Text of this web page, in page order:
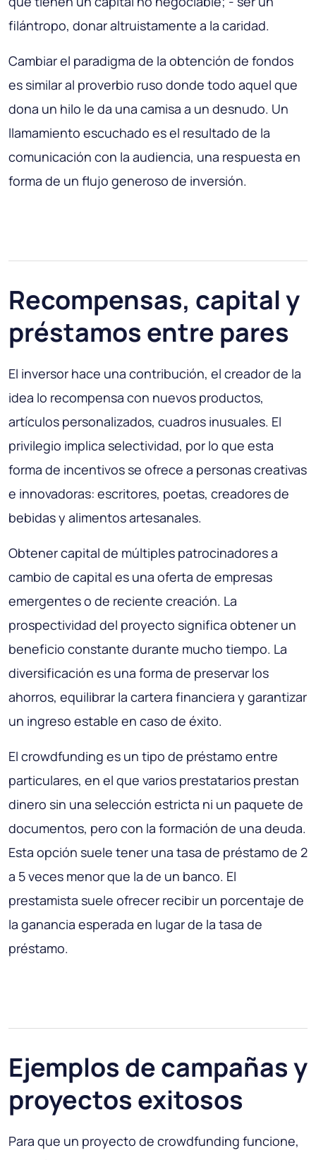
filántropo, donar altruistamente a la caridad.
Cambiar el paradigma de la obtención de fondos
es similar al proverbio ruso donde todo aquel que
dona un hilo le da una camisa a un desnudo. Un
llamamiento escuchado es el resultado de la
comunicación con la audiencia, una respuesta en
forma de un flujo generoso de inversión.
Recompensas, capital y
préstamos entre pares
El inversor hace una contribución, el creador de la
idea lo recompensa con nuevos productos,
artículos personalizados, cuadros inusuales. El
privilegio implica selectividad, por lo que esta
forma de incentivos se ofrece a personas creativas
e innovadoras: escritores, poetas, creadores de
bebidas y alimentos artesanales.
Obtener capital de múltiples patrocinadores a
cambio de capital es una oferta de empresas
emergentes o de reciente creación. La
prospectividad del proyecto significa obtener un
beneficio constante durante mucho tiempo. La
diversificación es una forma de preservar los
ahorros, equilibrar la cartera financiera y garantizar
un ingreso estable en caso de éxito.
El crowdfunding es un tipo de préstamo entre
particulares, en el que varios prestatarios prestan
dinero sin una selección estricta ni un paquete de
documentos, pero con la formación de una deuda.
Esta opción suele tener una tasa de préstamo de 2
a 5 veces menor que la de un banco. El
prestamista suele ofrecer recibir un porcentaje de
la ganancia esperada en lugar de la tasa de
préstamo.
Ejemplos de campañas y
proyectos exitosos
Para que un proyecto de crowdfunding funcione,